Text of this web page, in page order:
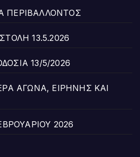
ΠΕΡΙΒΑΛΛΟΝΤΟΣ
13.5.2026
13/5/2026
ΑΓΩΝΑ, ΕΙΡΗΝΗΣ ΚΑΙ
2026